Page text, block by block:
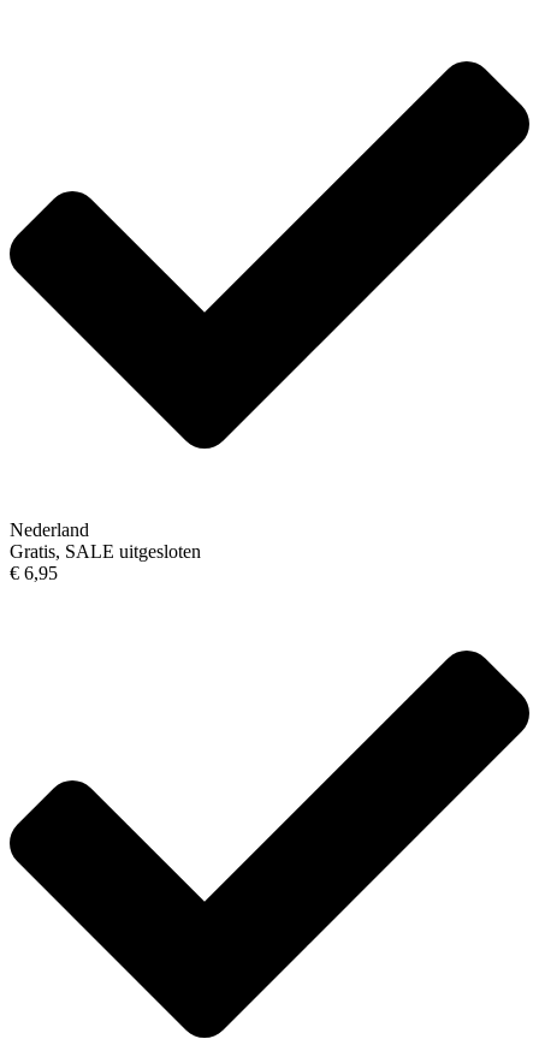
Nederland
Gratis, SALE uitgesloten
€ 6,95